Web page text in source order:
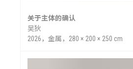
关于主体的确认
吴狄
2026，金属，280 × 200 × 250 cm